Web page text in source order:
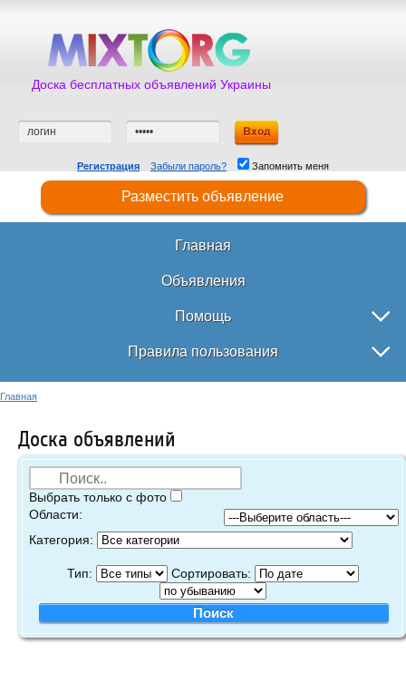
Доска бесплатных объявлений Украины
Регистрация Забыли пароль? Запомнить меня
Разместить объявление
Главная
Объявления
Помощь
Правила пользования
Главная
Доска объявлений
Выбрать только с фото
Области:
Категория:
Тип: Сортировать: